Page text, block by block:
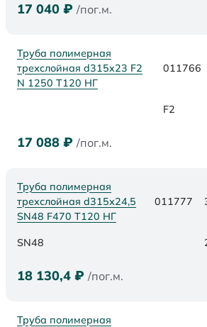
17 040 ₽ /пог.м.
Труба полимерная
трехслойная d315x23 F2
N 1250 Т120 НГ
011766
F2
17 088 ₽ /пог.м.
Труба полимерная
трехслойная d315х24,5
SN48 F470 Т120 НГ
011777
SN48
18 130,4 ₽ /пог.м.
Труба полимерная